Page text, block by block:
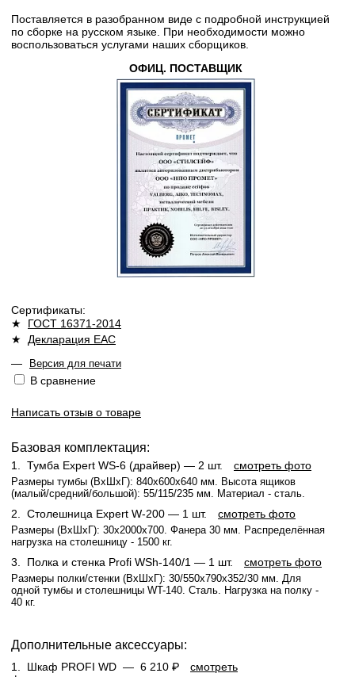
Поставляется в разобранном виде с подробной инструкцией
по сборке на русском языке. При необходимости можно
воспользоваться услугами наших сборщиков.
ОФИЦ. ПОСТАВЩИК
Сертификаты:
★ ГОСТ 16371-2014
★ Декларация ЕАС
—
Версия для печати
В сравнение
Написать отзыв о товаре
Базовая комплектация:
1. Тумба Expert WS-6 (драйвер) — 2 шт. смотреть фото
Размеры тумбы (ВхШхГ): 840x600x640 мм. Высота ящиков
(малый/средний/большой): 55/115/235 мм. Материал - сталь.
2. Столешница Expert W-200 — 1 шт. смотреть фото
Размеры (ВхШхГ): 30x2000x700. Фанера 30 мм. Распределённая
нагрузка на столешницу - 1500 кг.
3. Полка и стенка Profi WSh-140/1 — 1 шт. смотреть фото
Размеры полки/стенки (ВхШхГ): 30/550x790x352/30 мм. Для
одной тумбы и столешницы WT-140. Сталь. Нагрузка на полку -
40 кг.
Дополнительные аксессуары:
1. Шкаф PROFI WD — 6 210 ₽
смотреть